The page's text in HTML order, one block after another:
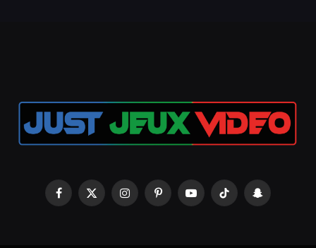
Facebook
X
InstagramPinterestYouTubeTikTok Snapchat